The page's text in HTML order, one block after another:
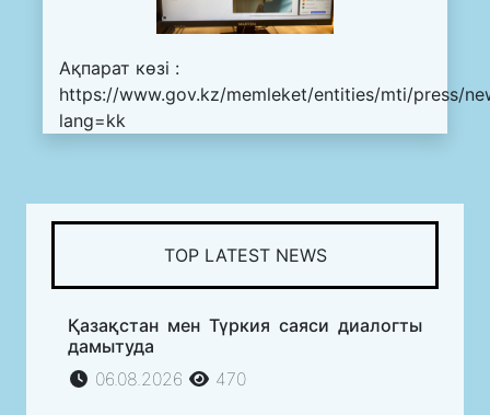
Ақпарат көзі :
https://www.gov.kz/memleket/entities/mti/press/
lang=kk
TOP LATEST NEWS
Қазақстан мен Түркия саяси диалогты
дамытуда
06.08.2026
470